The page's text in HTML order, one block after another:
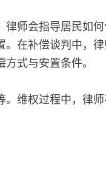
师会指导居民如何
。在补偿谈判中，
式与安置条件。
维权过程中，律